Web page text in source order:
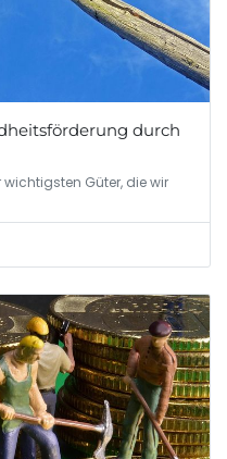
durch
Güter, die wir